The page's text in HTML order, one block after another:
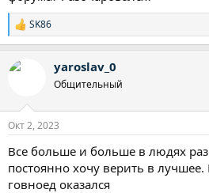
Р
е
к
SK86
yaroslav_0
Общительный
Окт 2, 2023
Все больше и больше в людях
постоянно хочу верить в
говноед оказался